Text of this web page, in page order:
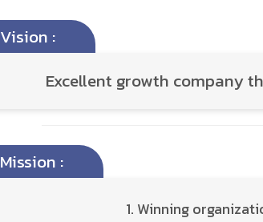
Vision :
Excellent growth company
Mission :
Winning